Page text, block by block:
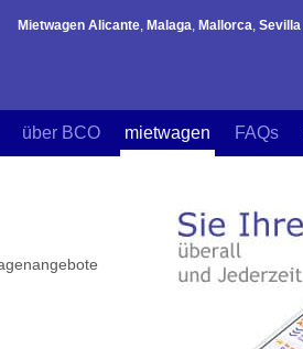
Mietwagen Alicante, Malaga, Mallorca, Sevilla
über BCO mietwagen FAQs